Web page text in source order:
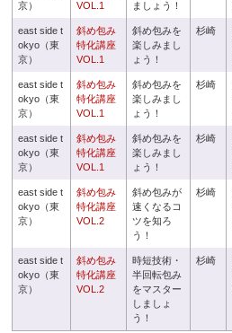
京）
VOL.1
ましょう！
east side t
okyo（東
京）
斜め包み
特化講座
VOL.1
斜め包みを
楽しみまし
ょう！
杉崎
east side t
okyo（東
京）
斜め包み
特化講座
VOL.1
斜め包みを
楽しみまし
ょう！
杉崎
east side t
okyo（東
京）
斜め包み
特化講座
VOL.1
斜め包みを
楽しみまし
ょう！
杉崎
east side t
okyo（東
京）
斜め包み
特化講座
VOL.2
斜め包みが
速くなるコ
ツを知ろ
う！
杉崎
east side t
okyo（東
京）
斜め包み
特化講座
VOL.2
時短技術・
半回転包み
をマスター
しましょ
う！
杉崎